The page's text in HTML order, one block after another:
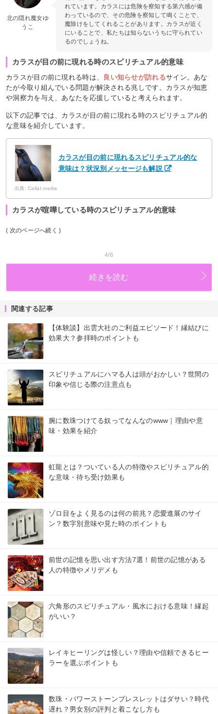
北の隠れ魔女ゆ
うこ
れています。カラスには危険を察知する第六感が備
わっているので、その危険を察知して鳴くことで、
魔除けをしてくれることがあります。カラスが近く
にいることで、私たちは知らないうちに守られてい
るのでしょうね。
カラスが目の前に現れる時のスピリチュアル的意味
カラスが目の前に現れる時は、 良い知らせが訪れるサイン。あな
たが今取り組んでいる問題が解決される兆しです。カラスが知恵
や洞察力を与え、あなたを応援していると考えられます。
以下の記事では、カラスが目の前に現れる時のスピリチュアル的
な意味を紹介しています。
カラスが目の前に現れるスピリチュアル的な
意味は？状況別メッセージも解説
出典: Callat media
カラスが喧嘩している時のスピリチュアル的意味
( 次のページへ続く )
4/6
続きを読む
関連する記事
【体験談】出雲大社のご利益エピソード！縁結びに
効果大？参拝時のポイントも
スピリチュアルにハマる人は頭がおかしい？世間の
印象や信じる際の注意点も
腕に数珠つけてる奴ってなんなのwww｜理由や意
味・効果を紹介
虹龍とは？ついている人の特徴やスピリチュアル的
な意味・待ち受け効果も
ゾロ目をよく見るのは何の前兆？恋愛進展のサイ
ン？数字別意味や見た時のポイントも
前世の記憶を思い出す方法7選！前世の記憶がある
人の特徴やメリデメも
六角形のスピリチュアル・風水における意味！縁起
がいい？
レイキヒーリングは怪しい？理由や信頼できるヒー
ラーを選ぶポイントも
数珠・パワーストーンブレスレットはダサい？時代
遅れ？男女別の評判と着こなし方も